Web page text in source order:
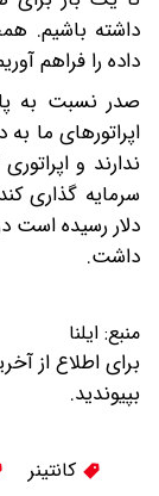
داشته باشیم.
داده را فراهم
صدر نسبت به
اپراتورهای ما
دلار رسیده است
داشت.
منبع: ایلنا
برای اطلاع از
بپیوندید.
کانتینر